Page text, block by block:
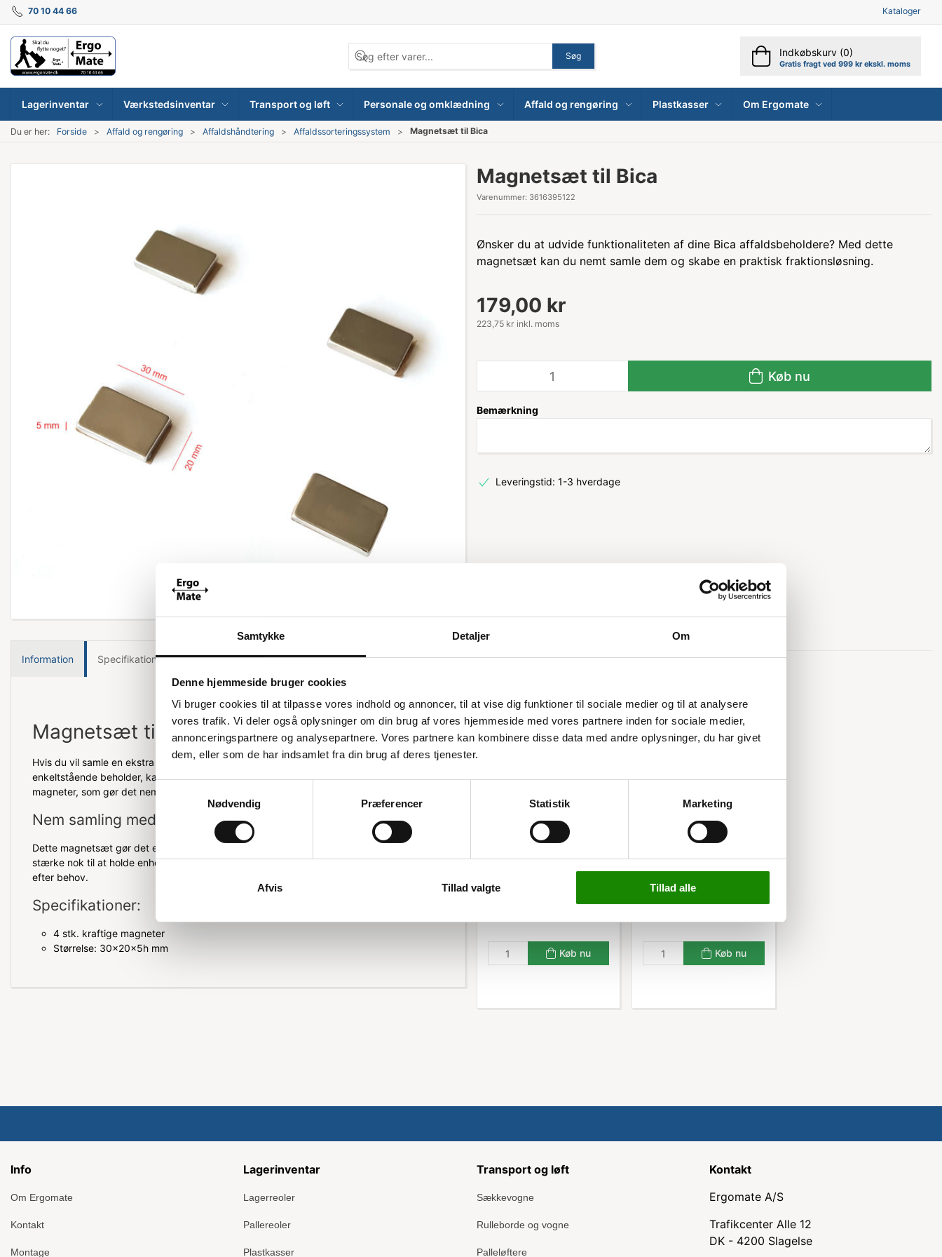
Samtykke Detaljer Om
Denne hjemmeside bruger cookies
Vi bruger cookies til at tilpasse vores indhold og annoncer, til at vise dig funktioner til sociale medier og til at analysere
vores trafik. Vi deler også oplysninger om din brug af vores hjemmeside med vores partnere inden for sociale medier,
annonceringspartnere og analysepartnere. Vores partnere kan kombinere disse data med andre oplysninger, du har givet
dem, eller som de har indsamlet fra din brug af deres tjenester.
Nødvendig
Præferencer Statistik Marketing
Afvis Tillad valgte Tillad alle
70 10 44 66 Kataloger
Søg Indkøbskurv (0)
Gratis fragt ved 999 kr ekskl. moms
Lagerinventar Værkstedsinventar Transport og løft Personale og omklædning Affald og rengøring Plastkasser Om Ergomate
Du er her: Forside Affald og rengøring Affaldshåndtering Affaldssorteringssystem Magnetsæt til Bica
Magnetsæt til Bica
Varenummer: 3616395122
Ønsker du at udvide funktionaliteten af dine Bica affaldsbeholdere? Med dette
magnetsæt kan du nemt samle dem og skabe en praktisk fraktionsløsning.
179,00 kr
223,75 kr inkl. moms
Køb nu
Bemærkning
Leveringstid: 1-3 hverdage
Information Specifikationer
Magnetsæt til Bica kildesorteringsstation
Hvis du vil samle en ekstra fraktion til din Bica kildesorteringsstation eller en
enkeltstående beholder, kan du bruge dette magnetsæt. Sættet indeholder fire kraftige
magneter, som gør det nemt at samle enhederne.
Nem samling med magneter
Dette magnetsæt gør det enkelt at samle dine kildesorteringsstationer. Magneterne er
stærke nok til at holde enhederne sikkert sammen, så du kan tilføje eller fjerne fraktioner
efter behov.
Specifikationer:
4 stk. kraftige magneter
Størrelse: 30x20x5h mm
3616371308
Affaldsbeholder Bica 862
3.299,00 kr
4.123,75 kr inkl. moms
Køb nu
3616373908
Affaldsstation Bica 874
Listepris 6.449,00 kr
5.749,00 kr
7.186,25 kr inkl. moms
Køb nu
Info
Om Ergomate
Kontakt
Montage
Lagerinventar
Lagerreoler
Pallereoler
Plastkasser
Transport og løft
Sækkevogne
Rulleborde og vogne
Palleløftere
Kontakt
Ergomate A/S
Trafikcenter Alle 12
DK - 4200 Slagelse